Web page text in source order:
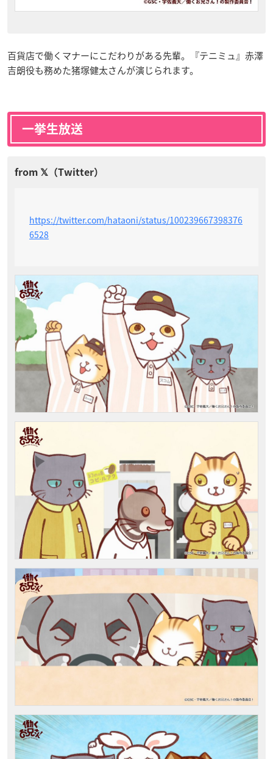
百貨店で働くマナーにこだわりがある先輩。『テニミュ』赤澤
吉朗役も務めた猪塚健太さんが演じられます。
一挙生放送
https://twitter.com/hataoni/status/100239667398376
6528